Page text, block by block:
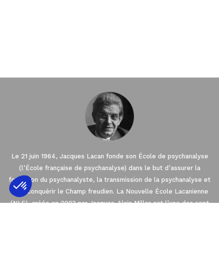
Le 21 juin 1964, Jacques Lacan fonde son École de psychanalyse
(l’École française de psychanalyse) dans le but d’assurer la
formation du psychanalyste, la transmission de la psychanalyse et
de reconquérir le Champ freudien. La Nouvelle École Lacanienne
(NLS), créée en 2003 par Jacques-Alain Miller est l’une des sept